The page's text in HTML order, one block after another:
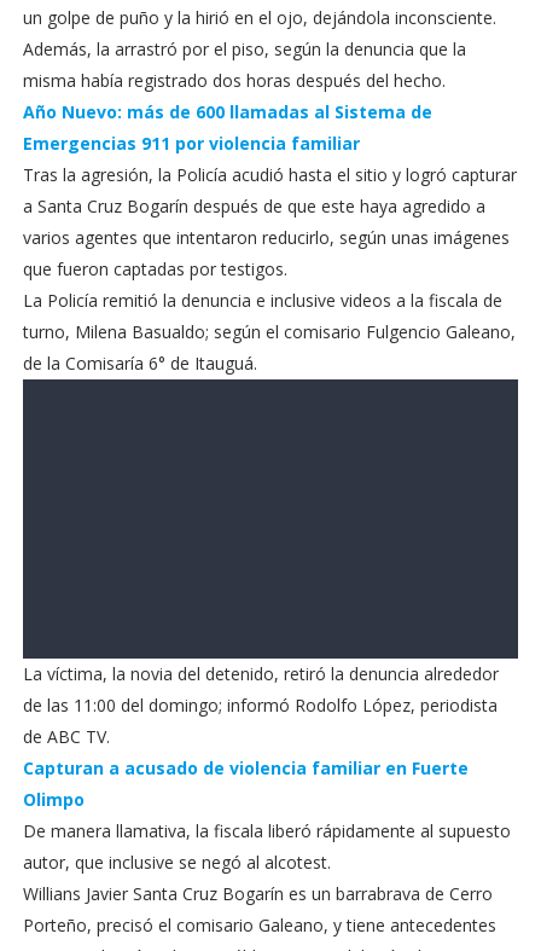
un golpe de puño y la hirió en el ojo, dejándola inconsciente.
Además, la arrastró por el piso, según la denuncia que la
misma había registrado dos horas después del hecho.
Año Nuevo: más de 600 llamadas al Sistema de
Emergencias 911 por violencia familiar
Tras la agresión, la Policía acudió hasta el sitio y logró capturar
a Santa Cruz Bogarín después de que este haya agredido a
varios agentes que intentaron reducirlo, según unas imágenes
que fueron captadas por testigos.
La Policía remitió la denuncia e inclusive videos a la fiscala de
turno, Milena Basualdo; según el comisario Fulgencio Galeano,
de la Comisaría 6° de Itauguá.
La víctima, la novia del detenido, retiró la denuncia alrededor
de las 11:00 del domingo; informó Rodolfo López, periodista
de ABC TV.
Capturan a acusado de violencia familiar en Fuerte
Olimpo
De manera llamativa, la fiscala liberó rápidamente al supuesto
autor, que inclusive se negó al alcotest.
Willians Javier Santa Cruz Bogarín es un barrabrava de Cerro
Porteño, precisó el comisario Galeano, y tiene antecedentes